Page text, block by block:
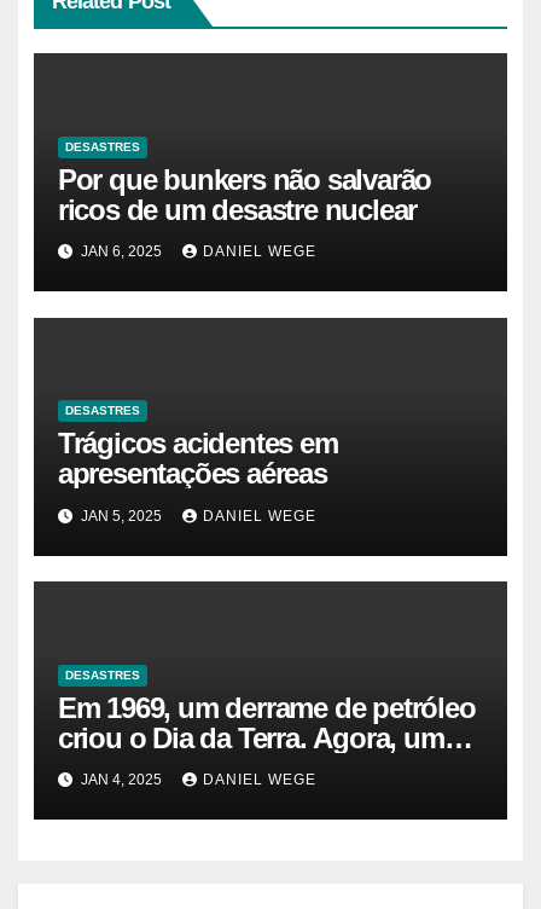
DESASTRES
Por que bunkers não salvarão
ricos de um desastre nuclear
JAN 6, 2025 DANIEL WEGE
DESASTRES
Trágicos acidentes em
apresentações aéreas
JAN 5, 2025 DANIEL WEGE
DESASTRES
Em 1969, um derrame de petróleo
criou o Dia da Terra. Agora, um
gasoduto pode reabrir |
Sustentabilidade
JAN 4, 2025 DANIEL WEGE